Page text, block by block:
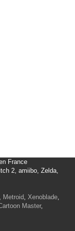
France
2, amiibo, Zelda,
, Metroid, Xenoblade,
Master,